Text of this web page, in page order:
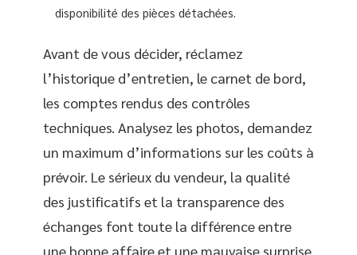
disponibilité des pièces détachées.
Avant de vous décider, réclamez
l’historique d’entretien, le carnet de bord,
les comptes rendus des contrôles
techniques. Analysez les photos, demandez
un maximum d’informations sur les coûts à
prévoir. Le sérieux du vendeur, la qualité
des justificatifs et la transparence des
échanges font toute la différence entre
une bonne affaire et une mauvaise surprise.